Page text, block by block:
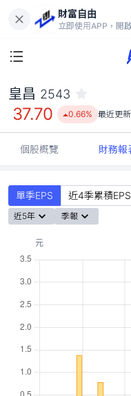
財富自由
立即使用APP，開
皇昌 2543
37.70 0.66% 最近更新
個股概覽 財務報
單季EPS 近4季累積EPS
近5年 季報